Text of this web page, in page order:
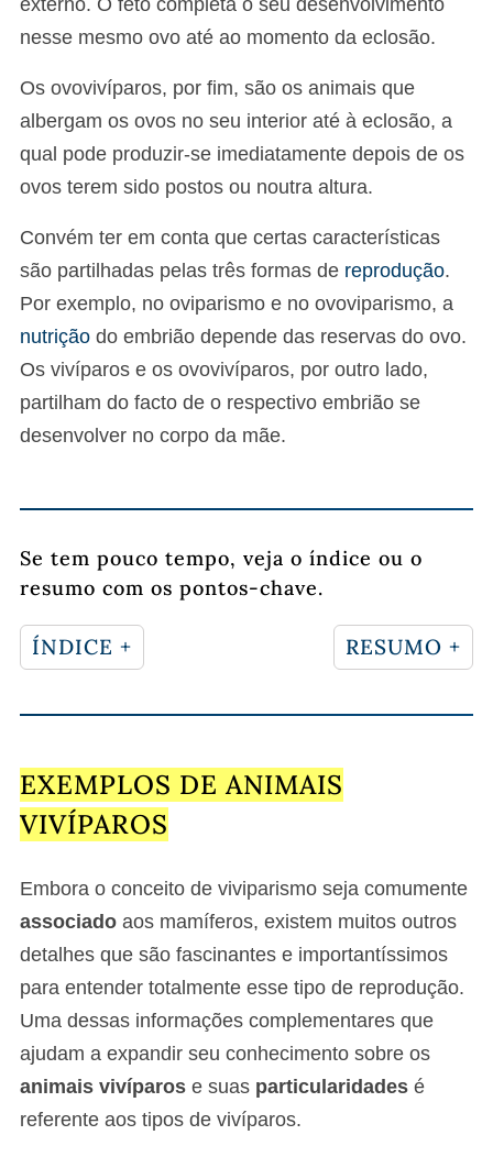
nesse mesmo ovo até ao momento da eclosão.
Os ovovivíparos, por fim, são os animais que
albergam os ovos no seu interior até à eclosão, a
qual pode produzir-se imediatamente depois de os
ovos terem sido postos ou noutra altura.
Convém ter em conta que certas características
são partilhadas pelas três formas de reprodução.
Por exemplo, no oviparismo e no ovoviparismo, a
nutrição do embrião depende das reservas do ovo.
Os vivíparos e os ovovivíparos, por outro lado,
partilham do facto de o respectivo embrião se
desenvolver no corpo da mãe.
Se tem pouco tempo, veja o índice ou o
resumo com os pontos-chave.
ÍNDICE + RESUMO +
EXEMPLOS DE ANIMAIS
VIVÍPAROS
Embora o conceito de viviparismo seja comumente
associado aos mamíferos, existem muitos outros
detalhes que são fascinantes e importantíssimos
para entender totalmente esse tipo de reprodução.
Uma dessas informações complementares que
ajudam a expandir seu conhecimento sobre os
animais vivíparos e suas particularidades é
referente aos tipos de vivíparos.